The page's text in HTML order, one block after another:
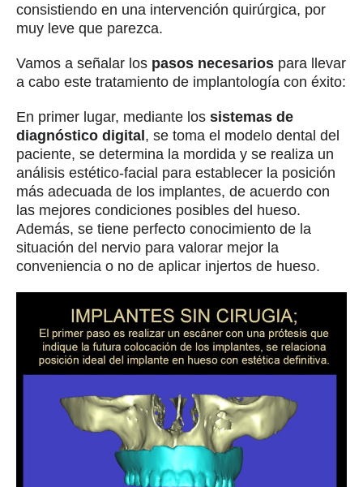
consistiendo en una intervención quirúrgica, por
muy leve que parezca.
Vamos a señalar los pasos necesarios para llevar
a cabo este tratamiento de implantología con éxito:
En primer lugar, mediante los sistemas de
diagnóstico digital, se toma el modelo dental del
paciente, se determina la mordida y se realiza un
análisis estético-facial para establecer la posición
más adecuada de los implantes, de acuerdo con
las mejores condiciones posibles del hueso.
Además, se tiene perfecto conocimiento de la
situación del nervio para valorar mejor la
conveniencia o no de aplicar injertos de hueso.